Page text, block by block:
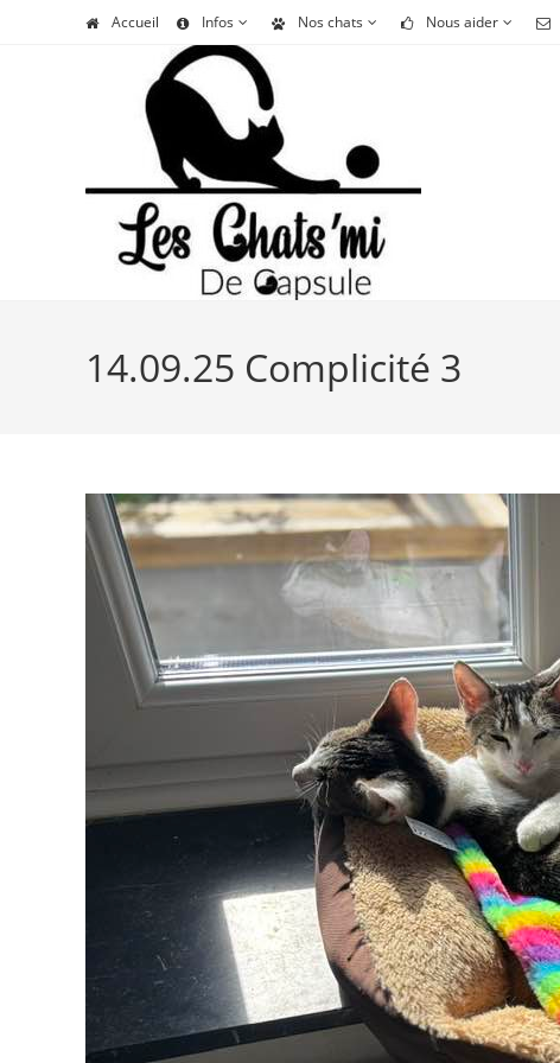
Accueil Infos Nos chats Nous aider
14.09.25 Complicité 3